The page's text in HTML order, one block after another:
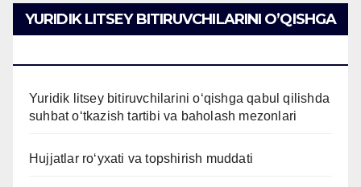
YURIDIK LITSEY BITIRUVCHILARINI O’QISHGA
Yuridik litsey bitiruvchilarini o‘qishga qabul qilishda
suhbat o‘tkazish tartibi va baholash mezonlari
Hujjatlar ro‘yxati va topshirish muddati